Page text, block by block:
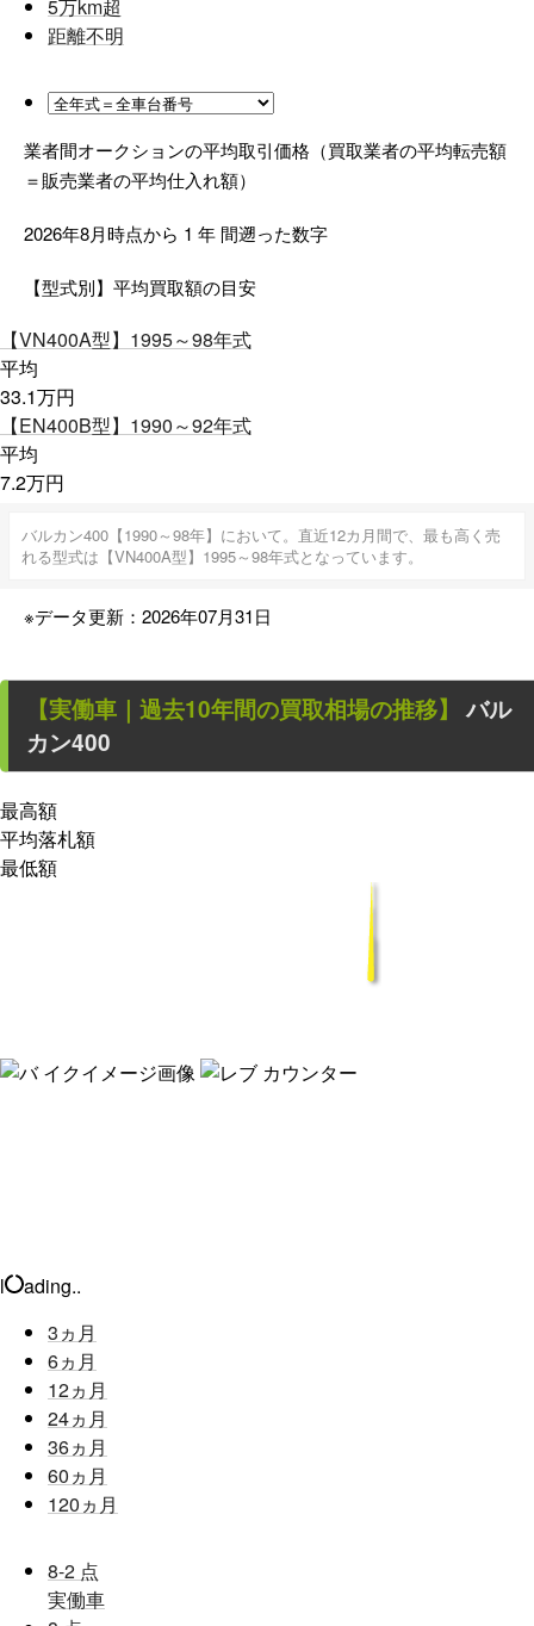
5万km超
距離不明
業者間オークションの平均取引価格（買取業者の平均転売額
＝販売業者の平均仕入れ額）
2026年8月時点から 1 年 間遡った数字
【型式別】平均買取額の目安
【VN400A型】 1995～98年式
平均
33.1万円
【EN400B型】 1990～92年式
平均
7.2万円
バルカン400【1990～98年】において。直近12カ月間で、最も高く売
れる型式は【VN400A型】1995～98年式となっています。
※データ更新：2026年07月31日
【実働車 ｜過去10年間の買取相場の推移】バル
カン400
最高額
平均落札額
最低額
l
ading..
3ヵ月
6ヵ月
12ヵ月
24ヵ月
36ヵ月
60ヵ月
120ヵ月
8-2 点
実働車